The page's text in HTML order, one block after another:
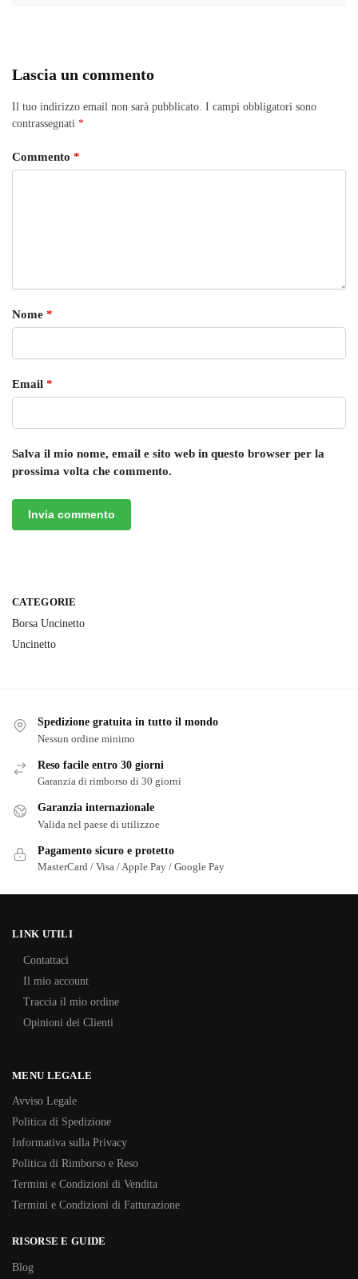
Lascia un commento
Il tuo indirizzo email non sarà pubblicato. I campi obbligatori sono
contrassegnati *
Commento *
Nome *
Email *
Salva il mio nome, email e sito web in questo browser per la
prossima volta che commento.
CATEGORIE
Borsa Uncinetto
Uncinetto
Spedizione gratuita in tutto il mondo
Nessun ordine minimo
Reso facile entro 30 giorni
Garanzia di rimborso di 30 giorni
Garanzia internazionale
Valida nel paese di utilizzoe
Pagamento sicuro e protetto
MasterCard / Visa / Apple Pay / Google Pay
LINK UTILI
Contattaci
Il mio account
Traccia il mio ordine
Opinioni dei Clienti
MENU LEGALE
Avviso Legale
Politica di Spedizione
Informativa sulla Privacy
Politica di Rimborso e Reso
Termini e Condizioni di Vendita
Termini e Condizioni di Fatturazione
RISORSE E GUIDE
Blog